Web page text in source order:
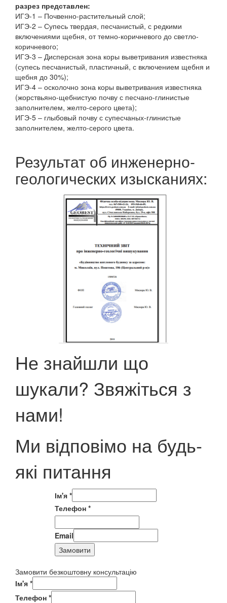
разрез представлен:
ИГЭ-1 – Почвенно-растительный слой;
ИГЭ-2 – Супесь твердая, песчанистый, с редкими
включениями щебня, от темно-коричневого до светло-
коричневого;
ИГЭ-3 – Дисперсная зона коры выветривания известняка
(супесь песчанистый, пластичный, с включением щебня и
щебня до 30%);
ИГЭ-4 – осколочно зона коры выветривания известняка
(жорствьяно-щебнистую почву с песчано-глинистые
заполнителем, желто-серого цвета);
ИГЭ-5 – глыбовый почву с супесчаных-глинистые
заполнителем, желто-серого цвета.
Результат об инженерно-
геологических изысканиях:
Не знайшли що
шукали? Звяжіться з
нами!
Ми відповімо на будь-
які питання
Ім'я *
Телефон *
Email
Замовити
Замовити безкоштовну консультацію
Ім'я *
Телефон *